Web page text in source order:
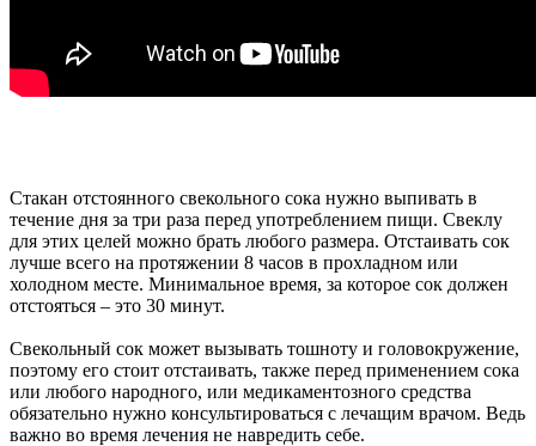
Стакан отстоянного свекольного сока нужно выпивать в
течение дня за три раза перед употреблением пищи. Свеклу
для этих целей можно брать любого размера. Отстаивать сок
лучше всего на протяжении 8 часов в прохладном или
холодном месте. Минимальное время, за которое сок должен
отстояться – это 30 минут.
Свекольный сок может вызывать тошноту и головокружение,
поэтому его стоит отстаивать, также перед применением сока
или любого народного, или медикаментозного средства
обязательно нужно консультироваться с лечащим врачом. Ведь
важно во время лечения не навредить себе.